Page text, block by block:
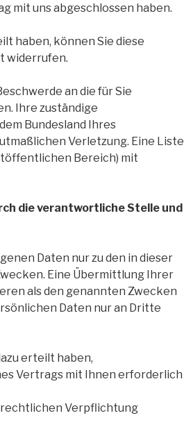
mit uns abgeschlossen haben.
haben, können Sie diese
widerrufen.
an die für Sie
Ihre zuständige
Bundesland Ihres
Verletzung. Eine Liste
Bereich) mit
die verantwortliche Stelle und
Daten nur zu den in dieser
Eine Übermittlung Ihrer
als den genannten Zwecken
Daten nur an Dritte
erteilt haben,
Vertrags mit Ihnen erforderlich
Verpflichtung